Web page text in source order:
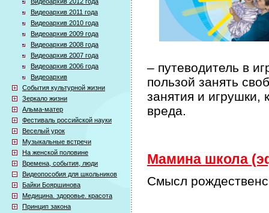
Видеоархив 2011 года
Видеоархив 2010 года
Видеоархив 2009 года
Видеоархив 2008 года
Видеоархив 2007 года
Видеоархив 2006 года
Видеоархив
События культурной жизни
Зеркало жизни
Альма-матер
Фестиваль российской науки
Веселый урок
Музыкальные встречи
На женской половине
Времена, события, люди
Видеопособия для школьников
Байки Бояршинова
Медицина. здоровье. красота
Принцип закона
– путеводитель в
пользой занять
занятия и игрушки,
вреда.
Мамина школа
Смысл